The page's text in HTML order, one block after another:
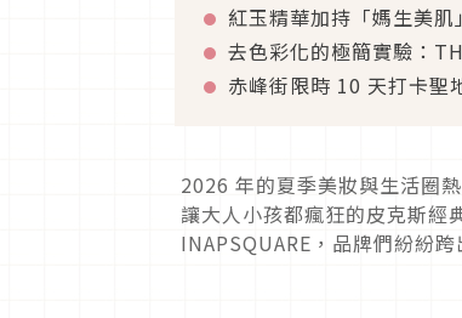
紅玉精華加持「媽生美
去色彩化的極簡實驗：
赤峰街限時 10 天打卡聖
2026 年的夏季美妝與生活圈
讓大人小孩都瘋狂的皮克斯經
INAPSQUARE，品牌們紛紛